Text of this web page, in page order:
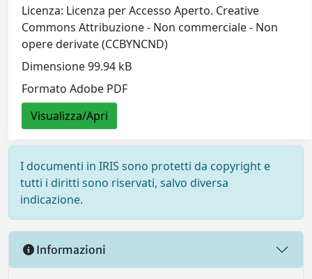
Licenza: Licenza per Accesso Aperto. Creative
Commons Attribuzione - Non commerciale - Non
opere derivate (CCBYNCND)
Dimensione 99.94 kB
Formato Adobe PDF
Visualizza/Apri
I documenti in IRIS sono protetti da copyright e
tutti i diritti sono riservati, salvo diversa
indicazione.
Informazioni